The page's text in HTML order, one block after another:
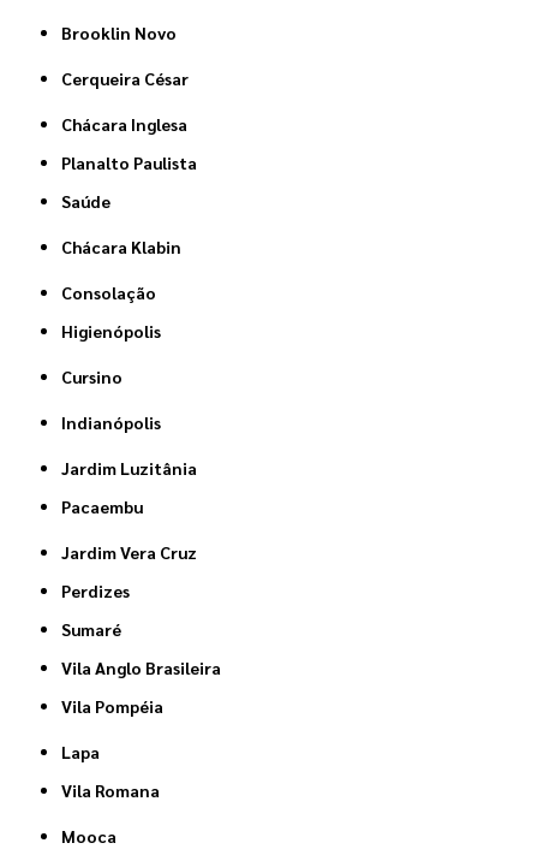
Brooklin Novo
Cerqueira César
Chácara Inglesa
Planalto Paulista
Saúde
Chácara Klabin
Consolação
Higienópolis
Cursino
Indianópolis
Jardim Luzitânia
Pacaembu
Jardim Vera Cruz
Perdizes
Sumaré
Vila Anglo Brasileira
Vila Pompéia
Lapa
Vila Romana
Mooca